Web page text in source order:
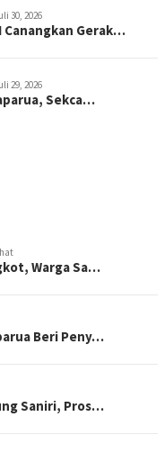
30, 2026
Canangkan Gerak…
29, 2026
Sekca…
Warga Sa…
Beri Peny…
Saniri, Pros…